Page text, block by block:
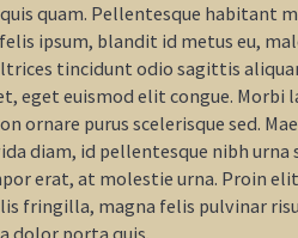
quam. Pellentesque habitant
ipsum, blandit id metus eu,
tincidunt odio sagittis
eget euismod elit congue. Morbi
ornare purus scelerisque sed.
diam, id pellentesque nibh
erat, at molestie urna. Proin
fringilla, magna felis pulvinar